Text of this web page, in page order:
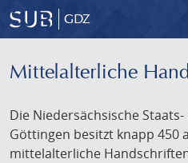
GDZ
Mittelalterliche
Die Niedersächsische
Göttingen besitzt knapp 450
mittelalterliche